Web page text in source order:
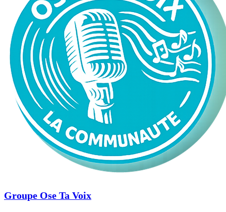
Groupe Ose Ta Voix